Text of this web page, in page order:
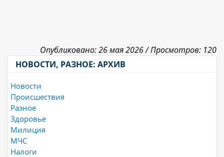
Опубликовано: 26 мая 2026 /Просмотров: 120
НОВОСТИ, РАЗНОЕ: АРХИВ
Новости
Происшествия
Разное
Здоровье
Милиция
МЧС
Налоги